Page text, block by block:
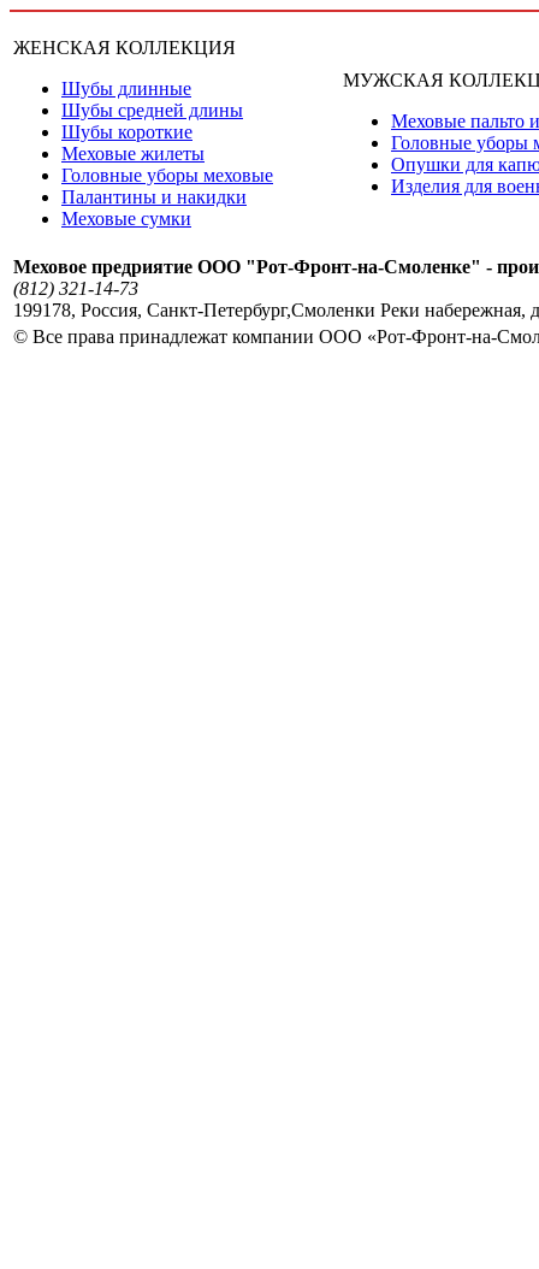
ЖЕНСКАЯ КОЛЛЕКЦИЯ
Шубы длинные
Шубы средней длины
Шубы короткие
Меховые жилеты
Головные уборы меховые
Палантины и накидки
Меховые сумки
МУЖСКАЯ
Меховые пальто
Головные уборы
Опушки для
Изделия для
Меховое предриятие ООО "Рот-Фронт-на-Смоленке" -
(812) 321-14-73
199178, Россия, Санкт-Петербург,Смоленки Реки набережная,
© Все права принадлежат компании ООО «Рот-Фронт-на-